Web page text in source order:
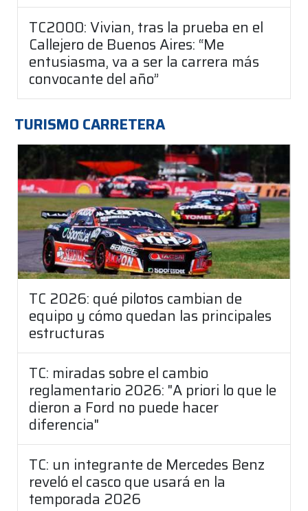
TC2000: Vivian, tras la prueba en el
Callejero de Buenos Aires: “Me
entusiasma, va a ser la carrera más
convocante del año”
TURISMO CARRETERA
TC 2026: qué pilotos cambian de
equipo y cómo quedan las principales
estructuras
TC: miradas sobre el cambio
reglamentario 2026: "A priori lo que le
dieron a Ford no puede hacer
diferencia"
TC: un integrante de Mercedes Benz
reveló el casco que usará en la
temporada 2026